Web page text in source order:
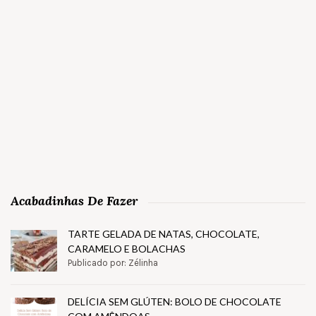
Acabadinhas De Fazer
TARTE GELADA DE NATAS, CHOCOLATE,
CARAMELO E BOLACHAS
Publicado por: Zélinha
DELÍCIA SEM GLÚTEN: BOLO DE CHOCOLATE